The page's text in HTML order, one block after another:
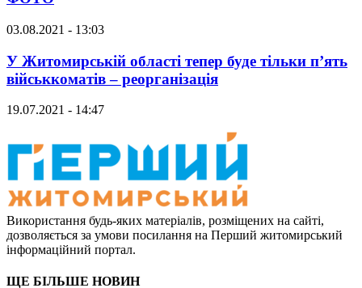
03.08.2021 - 13:03
У Житомирській області тепер буде тільки п’ять
військкоматів – реорганізація
19.07.2021 - 14:47
Використання будь-яких матеріалів, розміщених на сайті,
дозволяється за умови посилання на Перший житомирський
інформаційний портал.
ЩЕ БІЛЬШЕ НОВИН